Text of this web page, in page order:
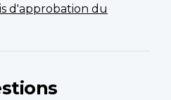
d'approbation du